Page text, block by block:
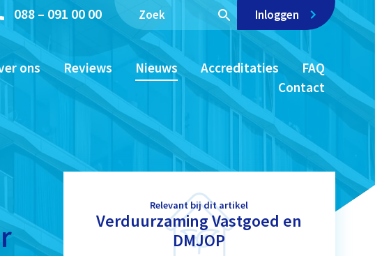
088 – 091 00 00 Inloggen
ons Reviews Nieuws Accreditaties
FAQ
Contact
Relevant bij dit artikel
Verduurzaming Vastgoed en
DMJOP